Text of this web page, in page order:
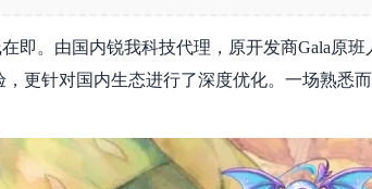
即。由国内锐我科技代理，原开发商Gala原班
更针对国内生态进行了深度优化。一场熟悉